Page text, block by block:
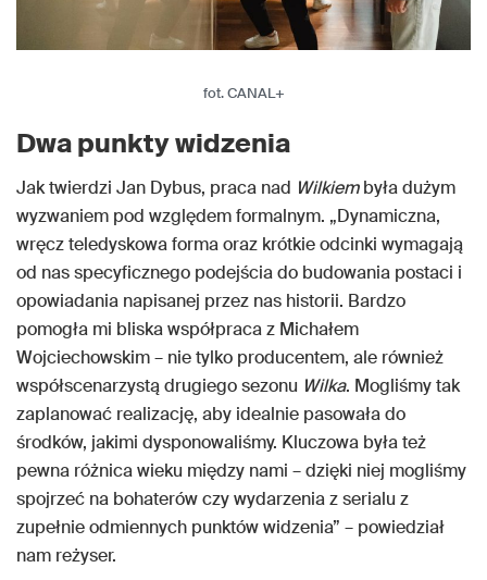
fot. CANAL+
Dwa punkty widzenia
Jak twierdzi Jan Dybus, praca nad Wilkiembyła dużym
wyzwaniem pod względem formalnym. „Dynamiczna,
wręcz teledyskowa forma oraz krótkie odcinki wymagają
od nas specyficznego podejścia do budowania postaci i
opowiadania napisanej przez nas historii. Bardzo
pomogła mi bliska współpraca z Michałem
Wojciechowskim – nie tylko producentem, ale również
współscenarzystą drugiego sezonu Wilka. Mogliśmy tak
zaplanować realizację, aby idealnie pasowała do
środków, jakimi dysponowaliśmy. Kluczowa była też
pewna różnica wieku między nami – dzięki niej mogliśmy
spojrzeć na bohaterów czy wydarzenia z serialu z
zupełnie odmiennych punktów widzenia” – powiedział
nam reżyser.